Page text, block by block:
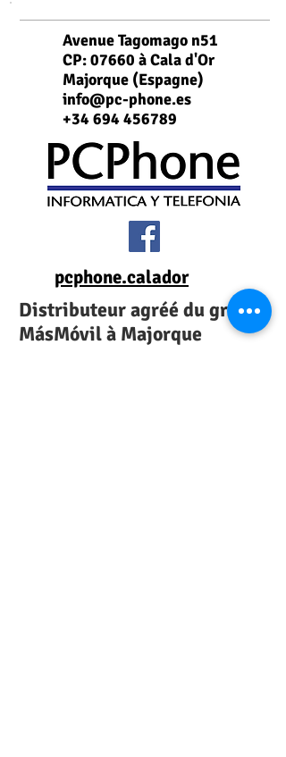
Avenue Tagomago n51
CP: 07660 à Cala d'Or
Majorque (Espagne)
info@pc-phone.es
+34 694 456789
pcphone.calador
Distributeur agréé du groupe
MásMóvil à Majorque